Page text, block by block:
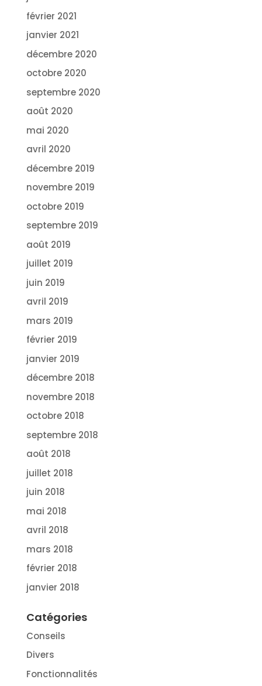
février 2021
janvier 2021
décembre 2020
octobre 2020
septembre 2020
août 2020
mai 2020
avril 2020
décembre 2019
novembre 2019
octobre 2019
septembre 2019
août 2019
juillet 2019
juin 2019
avril 2019
mars 2019
février 2019
janvier 2019
décembre 2018
novembre 2018
octobre 2018
septembre 2018
août 2018
juillet 2018
juin 2018
mai 2018
avril 2018
mars 2018
février 2018
janvier 2018
Catégories
Conseils
Divers
Fonctionnalités